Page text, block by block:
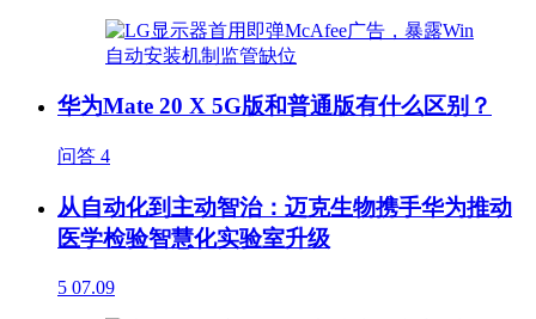
华为Mate 20 X 5G版和普通版有什么区别？
问答 4
从自动化到主动智治：迈克生物携手华为推动
医学检验智慧化实验室升级
5 07.09